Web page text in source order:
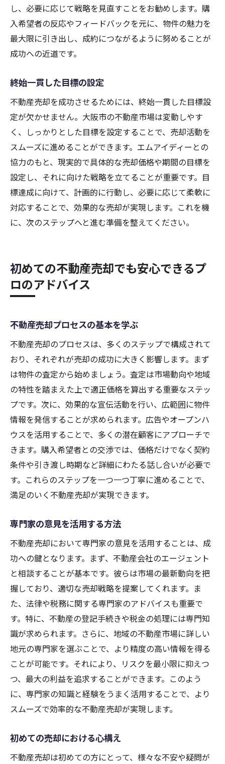
し、必要に応じて戦略を見直すことをお勧めします。購
入希望者の反応やフィードバックを元に、物件の魅力を
最大限に引き出し、成約につながるように努めることが
成功への近道です。
終始一貫した目標の設定
不動産売却を成功させるためには、終始一貫した目標設
定が欠かせません。大阪市の不動産市場は変動しやす
く、しっかりとした目標を設定することで、売却活動を
スムーズに進めることができます。エムアイディーとの
協力のもと、現実的で具体的な売却価格や期間の目標を
設定し、それに向けた戦略を立てることが重要です。目
標達成に向けて、計画的に行動し、必要に応じて柔軟に
対応することで、効果的な売却が実現します。これを機
に、次のステップへと進む準備を整えてください。
初めての不動産売却でも安心できるプ
ロのアドバイス
不動産売却プロセスの基本を学ぶ
不動産売却のプロセスは、多くのステップで構成されて
おり、それぞれが売却の成功に大きく影響します。まず
は物件の査定から始めましょう。査定は市場動向や地域
の特性を踏まえた上で適正価格を算出する重要なステッ
プです。次に、効果的な宣伝活動を行い、広範囲に物件
情報を発信することが求められます。広告やオープンハ
ウスを活用することで、多くの潜在顧客にアプローチで
きます。購入希望者との交渉では、価格だけでなく契約
条件や引き渡し時期など詳細にわたる話し合いが必要で
す。これらのステップを一つ一つ丁寧に進めることで、
満足のいく不動産売却が実現できます。
専門家の意見を活用する方法
不動産売却において専門家の意見を活用することは、成
功への鍵となります。まず、不動産会社のエージェント
と相談することが基本です。彼らは市場の最新動向を把
握しており、適切な売却戦略を提案してくれます。ま
た、法律や税務に関する専門家のアドバイスも重要で
す。特に、不動産の登記手続きや税金の処理には専門知
識が求められます。さらに、地域の不動産市場に詳しい
地元の専門家を選ぶことで、より精度の高い情報を得る
ことが可能です。それにより、リスクを最小限に抑えつ
つ、最大の利益を追求することができます。このよう
に、専門家の知識と経験をうまく活用することで、より
スムーズで効率的な不動産売却が実現します。
初めての売却における心構え
不動産売却は初めての方にとって、様々な不安や疑問が